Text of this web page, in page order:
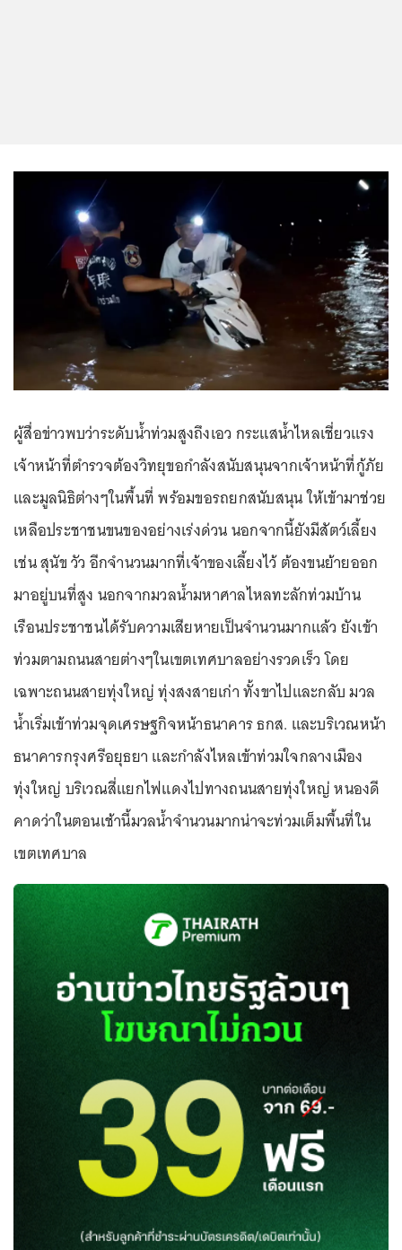
ผู้สื่อข่าวพบว่าระดับน้ำท่วมสูงถึงเอว กระแสน้ำไหลเชี่ยวแรง
เจ้าหน้าที่ตำรวจต้องวิทยุขอกำลังสนับสนุนจากเจ้าหน้าที่กู้ภัย
และมูลนิธิต่างๆในพื้นที่ พร้อมขอรถยกสนับสนุน ให้เข้ามาช่วย
เหลือประชาชนขนของอย่างเร่งด่วน นอกจากนี้ยังมีสัตว์เลี้ยง
เช่น สุนัข วัว อีกจำนวนมากที่เจ้าของเลี้ยงไว้ ต้องขนย้ายออก
มาอยู่บนที่สูง นอกจากมวลน้ำมหาศาลไหลทะลักท่วมบ้าน
เรือนประชาชนได้รับความเสียหายเป็นจำนวนมากแล้ว ยังเข้า
ท่วมตามถนนสายต่างๆในเขตเทศบาลอย่างรวดเร็ว โดย
เฉพาะถนนสายทุ่งใหญ่ ทุ่งสงสายเก่า ทั้งขาไปและกลับ มวล
น้ำเริ่มเข้าท่วมจุดเศรษฐกิจหน้าธนาคาร ธกส. และบริเวณหน้า
ธนาคารกรุงศรีอยุธยา และกำลังไหลเข้าท่วมใจกลางเมือง
ทุ่งใหญ่ บริเวณสี่แยกไฟแดงไปทางถนนสายทุ่งใหญ่ หนองดี
คาดว่าในตอนเช้านี้มวลน้ำจำนวนมากน่าจะท่วมเต็มพื้นที่ใน
เขตเทศบาล